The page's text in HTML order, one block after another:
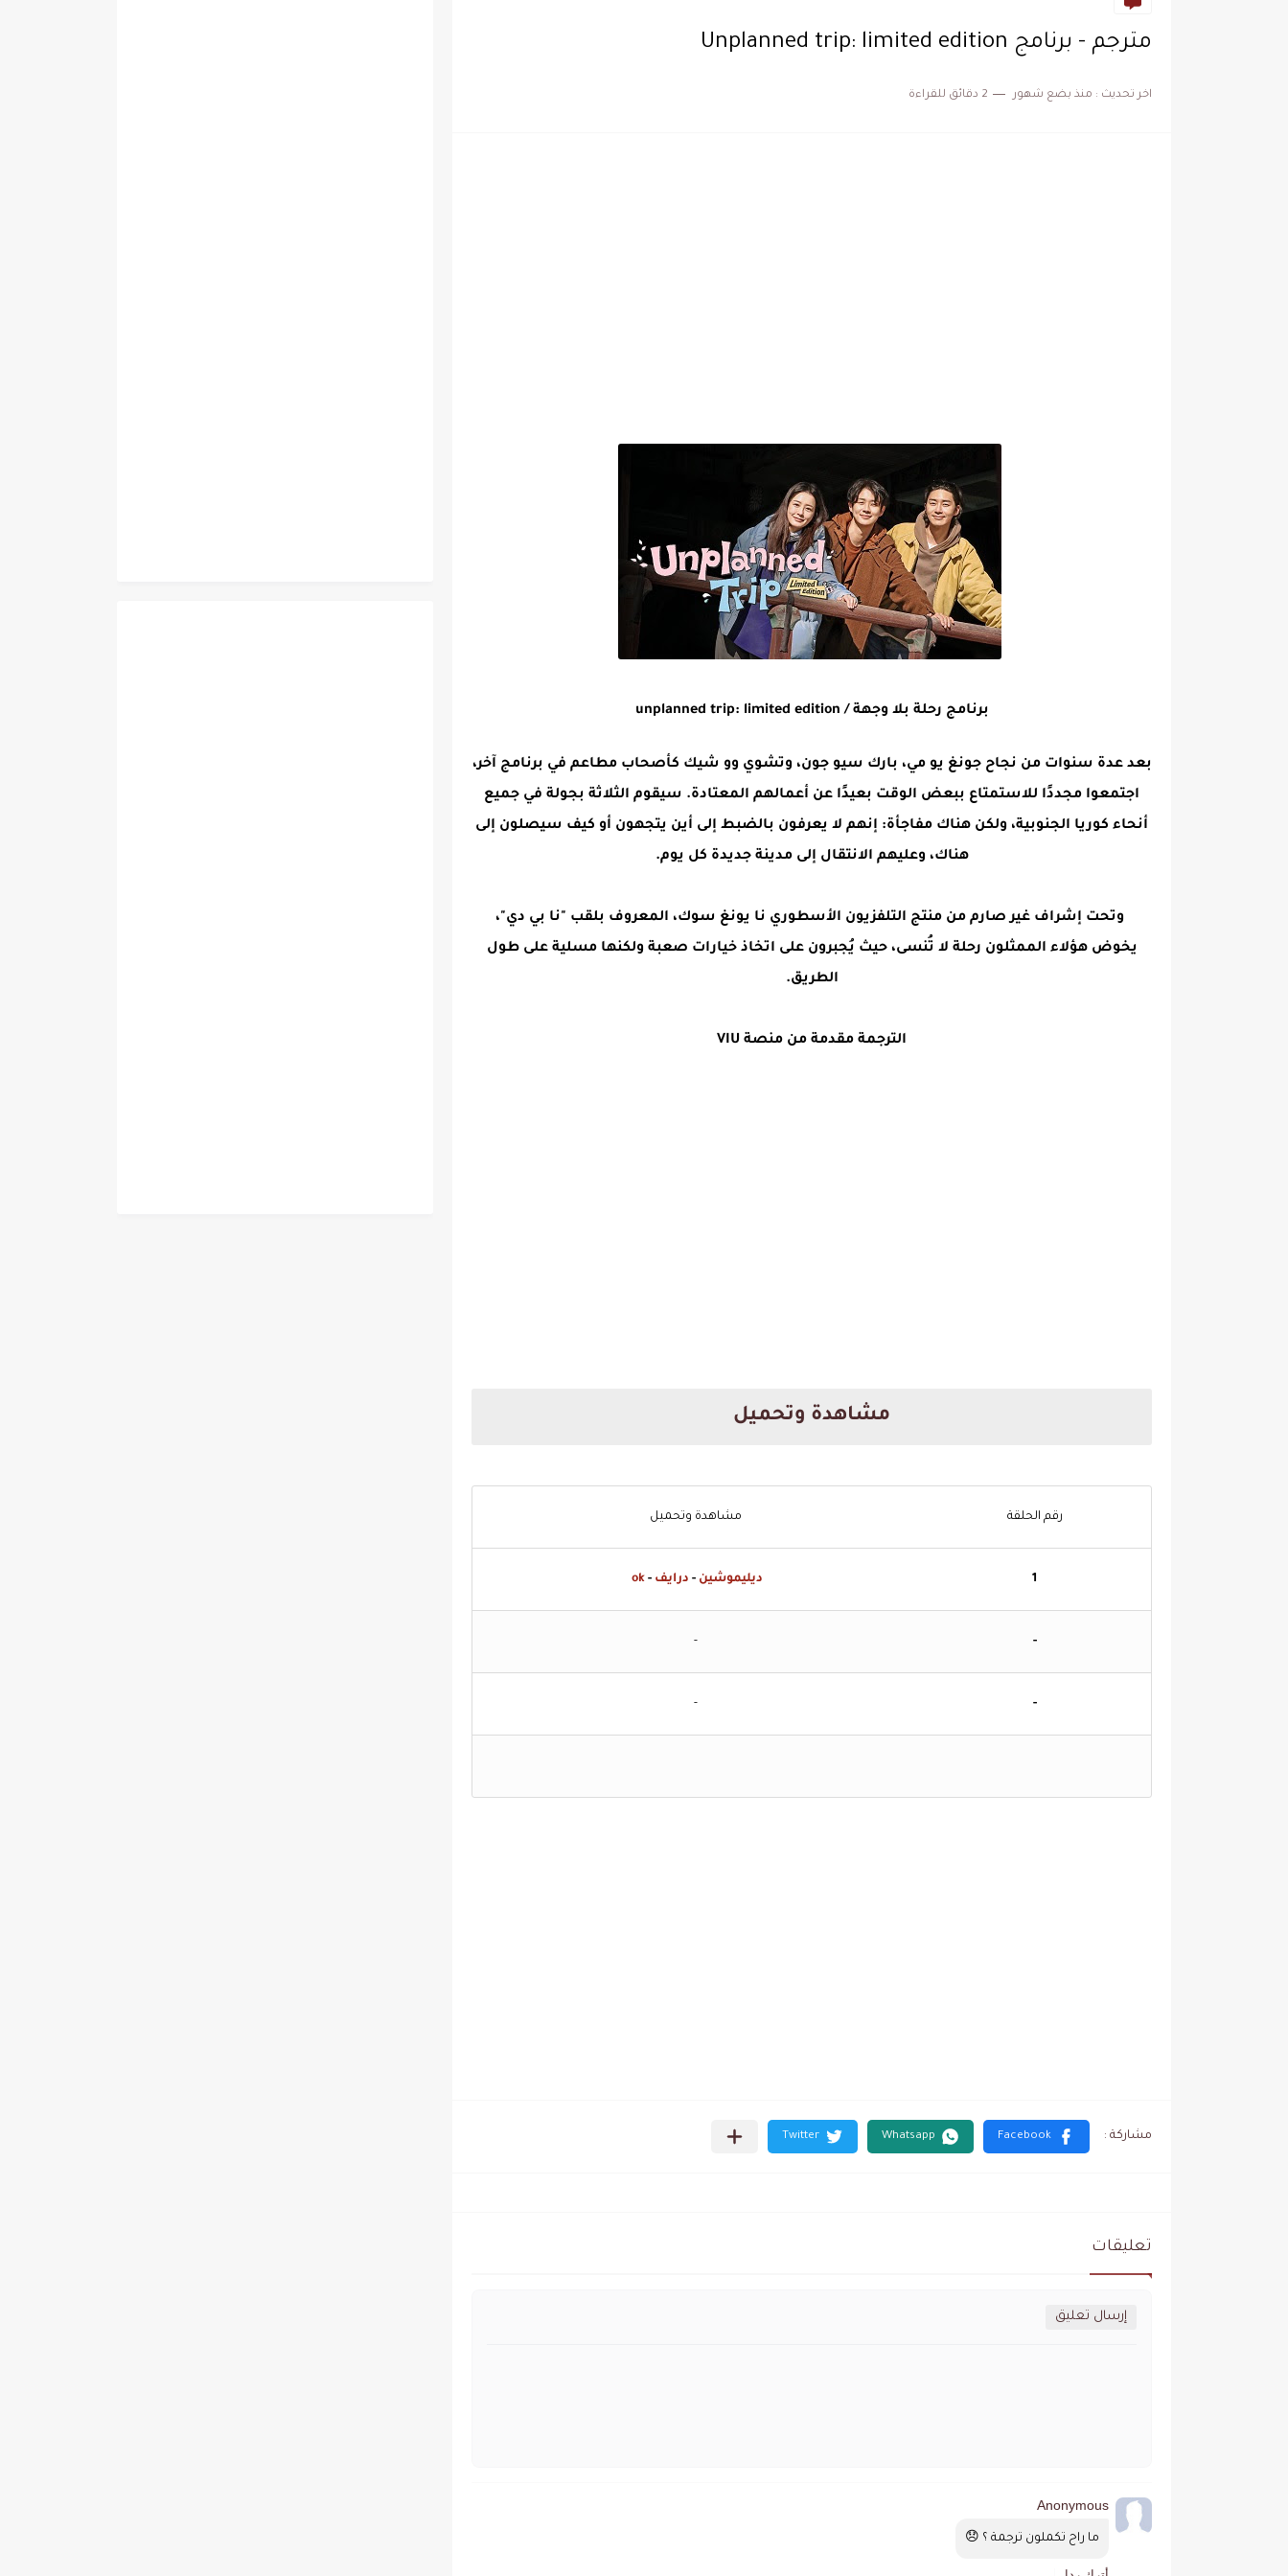
مترجم - برنامج Unplanned trip: limited edition
اخر تحديث : منذ بضع شهور 2 دقائق للقراءة
برنامج رحلة بلا وجهة / unplanned trip: limited edition
بعد عدة سنوات من نجاح جونغ يو مي، بارك سيو جون، وتشوي وو شيك كأصحاب مطاعم في برنامج آخر،
اجتمعوا مجددًا للاستمتاع ببعض الوقت بعيدًا عن أعمالهم المعتادة. سيقوم الثلاثة بجولة في جميع
أنحاء كوريا الجنوبية، ولكن هناك مفاجأة: إنهم لا يعرفون بالضبط إلى أين يتجهون أو كيف سيصلون إلى
هناك، وعليهم الانتقال إلى مدينة جديدة كل يوم.
وتحت إشراف غير صارم من منتج التلفزيون الأسطوري نا يونغ سوك، المعروف بلقب "نا بي دي"،
يخوض هؤلاء الممثلون رحلة لا تُنسى، حيث يُجبرون على اتخاذ خيارات صعبة ولكنها مسلية على طول
الطريق.
الترجمة مقدمة من منصة VIU
مشاهدة وتحميل
رقم الحلقة مشاهدة وتحميل
1 ديليموشين- درايف-
ok
-
-
-
-
تعليقات
إرسال تعليق
Anonymous
ما راح تكملون ترجمة ؟ 😞